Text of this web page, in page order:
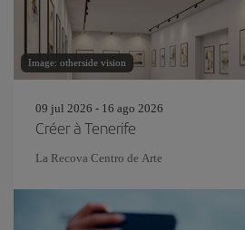
Image: otherside vision
09 jul 2026 - 16 ago 2026
Créer à Tenerife
La Recova Centro de Arte